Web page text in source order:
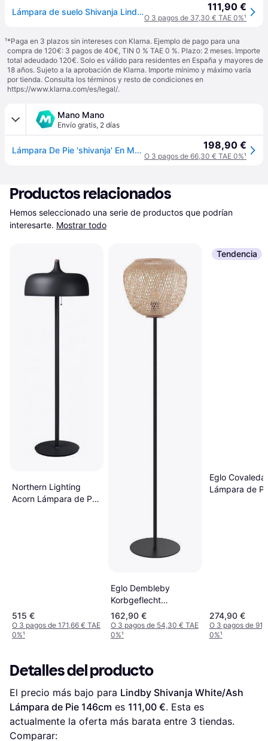
Lámpara de suelo Shivanja Lindby, Madera clara, Despacho / Oficina, Madera, Moderno, Lámpara de pie 111,90 €
O 3 pagos de 37,30 € TAE 0%¹
¹*Paga en 3 plazos sin intereses con Klarna. Ejemplo de pago para una
compra de 120€: 3 pagos de 40€, TIN 0 % TAE 0 %. Plazo: 2 meses. Importe
total adeudado 120€. Solo es válido para residentes en España y mayores de
18 años. Sujeto a la aprobación de Klarna. Importe mínimo y máximo varía
por tienda. Consulta los términos y resto de condiciones en
https://www.klarna.com/es/legal/.
Mano Mano
Envío gratis, 2 días
Lámpara De Pie 'shivanja' En Marrón Madera - Lindby 198,90 €
O 3 pagos de 66,30 € TAE 0%¹
Productos relacionados
Hemos seleccionado una serie de productos que podrían
interesarte. Mostrar todo
Northern Lighting
Acorn Lámpara de Pie
515 €
O 3 pagos de 171,66 € TAE
0%¹
Eglo Dembleby
Korbgeflecht
Stehleuchte Natur E27
32x150 cm Mit
Fußtrittschalter
162,90 €
O 3 pagos de 54,30 € TAE
0%¹
Tendencia
Eglo Covaleda
Lámpara de
274,90 €
O 3 pagos de
0%¹
Detalles del producto
El precio más bajo para Lindby Shivanja White/Ash
Lámpara de Pie 146cm es 111,00 €. Esta es
actualmente la oferta más barata entre 3 tiendas.
Comparar: